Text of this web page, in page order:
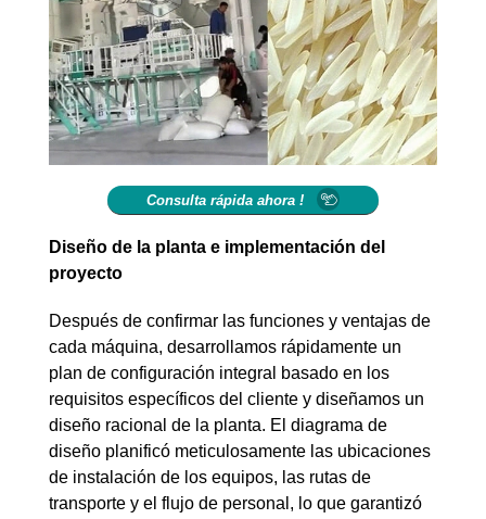
Consulta rápida ahora !
Diseño de la planta e implementación del
proyecto
Después de confirmar las funciones y ventajas de
cada máquina, desarrollamos rápidamente un
plan de configuración integral basado en los
requisitos específicos del cliente y diseñamos un
diseño racional de la planta. El diagrama de
diseño planificó meticulosamente las ubicaciones
de instalación de los equipos, las rutas de
transporte y el flujo de personal, lo que garantizó